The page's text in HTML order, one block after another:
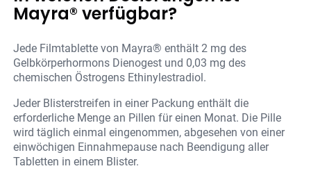
Mayra® verfügbar?
Jede Filmtablette von Mayra® enthält 2 mg des
Gelbkörperhormons Dienogest und 0,03 mg des
chemischen Östrogens Ethinylestradiol.
Jeder Blisterstreifen in einer Packung enthält die
erforderliche Menge an Pillen für einen Monat. Die Pille
wird täglich einmal eingenommen, abgesehen von einer
einwöchigen Einnahmepause nach Beendigung aller
Tabletten in einem Blister.